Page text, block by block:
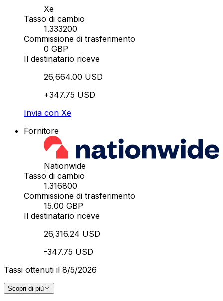
Xe
Tasso di cambio
1.333200
Commissione di trasferimento
0 GBP
Il destinatario riceve
26,664.00 USD
+347.75 USD
Invia con Xe
Fornitore
Nationwide
Tasso di cambio
1.316800
Commissione di trasferimento
15.00 GBP
Il destinatario riceve
26,316.24 USD
-347.75 USD
Tassi ottenuti il 8/5/2026
Scopri di più